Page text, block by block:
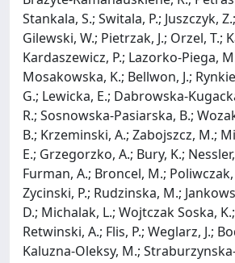
Stankala, S.; Switala, P.; Juszczyk,
Gilewski, W.; Pietrzak, J.; Orzel, T.;
Kardaszewicz, P.; Lazorko-Piega,
Mosakowska, K.; Bellwon, J.;
G.; Lewicka, E.; Dabrowska-
R.; Sosnowska-Pasiarska, B.;
B.; Krzeminski, A.; Zabojszcz, M.;
E.; Grzegorzko, A.; Bury, K.; Nessler,
Furman, A.; Broncel, M.; Poliwczak,
Zycinski, P.; Rudzinska, M.;
D.; Michalak, L.; Wojtczak Soska,
Retwinski, A.; Flis, P.; Weglarz, J.;
Kaluzna-Oleksy, M.;